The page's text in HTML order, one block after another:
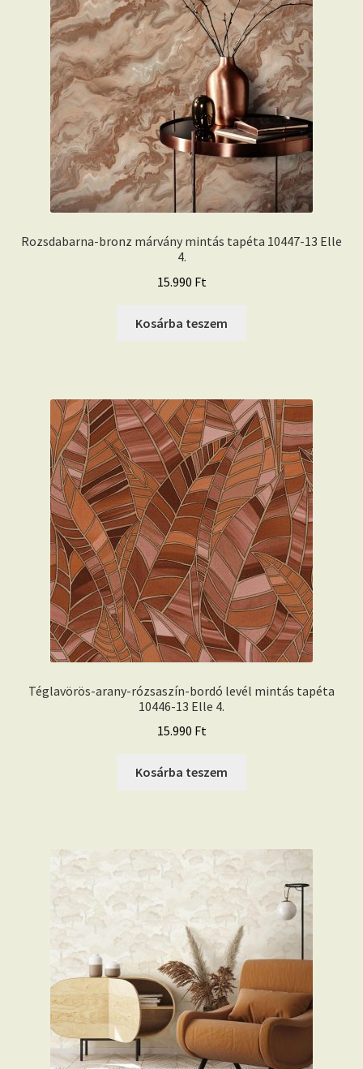
Rozsdabarna-bronz márvány mintás tapéta 10447-13 Elle
4.
15.990 Ft
Kosárba teszem
Téglavörös-arany-rózsaszín-bordó levél mintás tapéta
10446-13 Elle 4.
15.990 Ft
Kosárba teszem